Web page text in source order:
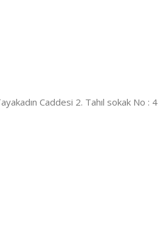
Caddesi 2. Tahıl sokak No : 4